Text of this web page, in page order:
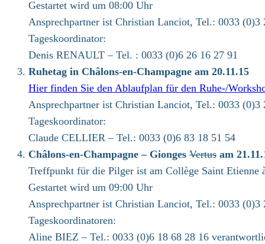
Gestartet wird um 08:00 Uhr
Ansprechpartner ist Christian Lanciot, Tel.: 0033
Tageskoordinator:
Denis RENAULT – Tel. : 0033 (0)6 26 16 27 91
Ruhetag in Châlons-en-Champagne am 20.11.15
Hier finden Sie den Ablaufplan für den Ruhe-/
Ansprechpartner ist Christian Lanciot, Tel.: 0033
Tageskoordinator:
Claude CELLIER – Tel.: 0033 (0)6 83 18 51 54
Châlons-en-Champagne – Gionges Vertus am
Treffpunkt für die Pilger ist am Collège Saint Etienne
Gestartet wird um 09:00 Uhr
Ansprechpartner ist Christian Lanciot, Tel.: 0033
Tageskoordinatoren:
Aline BIEZ – Tel.: 0033 (0)6 18 68 28 16